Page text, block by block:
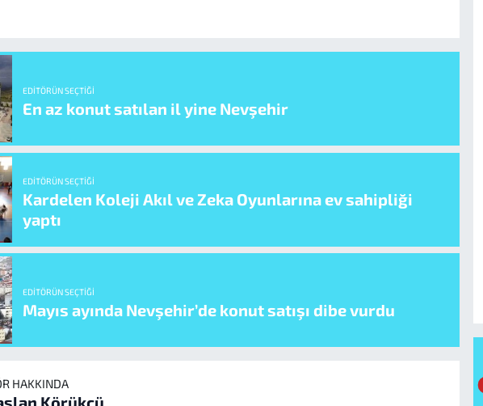
EDITÖRÜN SEÇTIĞI
En az konut satılan il yine Nevşehir
EDITÖRÜN SEÇTIĞI
Kardelen Koleji Akıl ve Zeka Oyunlarına ev sahipliği
yaptı
EDITÖRÜN SEÇTIĞI
Mayıs ayında Nevşehir’de konut satışı dibe vurdu
HAKKINDA
Körükcü